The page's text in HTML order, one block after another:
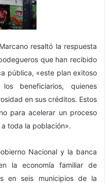
resaltó la respuesta
que han recibido
pública, «este plan exitoso
beneficiarios, quienes
en sus créditos. Estos
para acelerar un proceso
toda la población».
Nacional y la banca
la economía familiar de
en seis municipios de la